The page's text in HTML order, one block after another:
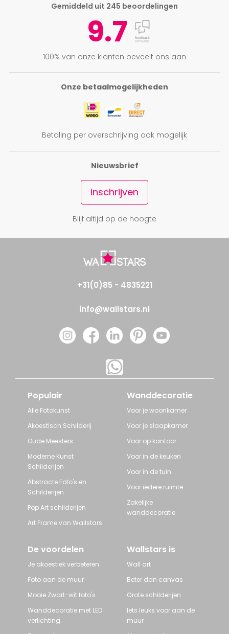
Onze betaalmogelijkheden
Betaling per overschrijving ook mogelijk
Gemiddeld uit 245 beoordelingen
9.7
100% van onze klanten beveelt ons aan
Nieuwsbrief
Inschrijven
Blijf altijd op de hoogte
+31(0)85 - 4835221
info@wallstars.nl
Populair
Alle Fotokunst
Akoestisch Schilderij
Oude Meesters
Moderne Kunst
Schilderijen
Abstracte Foto's en
Schilderijen
Pop Art schilderijen
Art Frame van Wallstars
Wanddecoratie
Voor je woonkamer
Voor je slaapkamer
Voor op kantoor
Voor in de keuken
Voor in de tuin
Voor iedere ruimte
Zakelijke
wanddecoratie
De voordelen
Je akoestiek verbeteren
Foto aan de muur
Mooie Zwart-wit foto's
Wanddecoratie met LED
verlichting
Wallstars is
Wall art
Beter dan canvas
Grote schilderijen
Iets leuks voor aan de
muur